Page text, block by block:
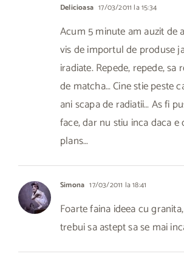
Delicioasa 17/03/2011 la 15:34
Acum 5 minute am auzit de
vis de importul de produse
iradiate. Repede, repede, sa
de matcha… Cine stie peste
ani scapa de radiatii… As fi
face, dar nu stiu inca daca e
plans…
Simona 17/03/2011 la 18:41
Foarte faina ideea cu
trebui sa astept sa se mai